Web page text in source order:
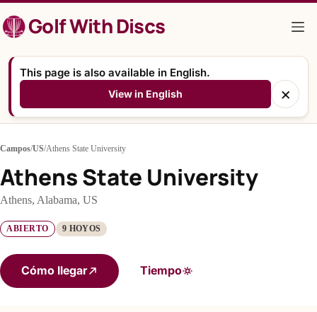
al
contenidoGolf With Discs
This page is also available in English.
View in English ×
Campos/US/Athens State University
Athens State University
Athens, Alabama, US
ABIERTO 9 HOYOS
Cómo llegar Tiempo